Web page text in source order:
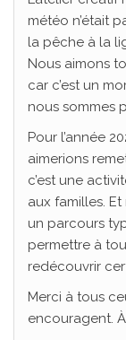
météo n’était
la pêche à la
Nous aimons
car c’est un
nous sommes
Pour l’année
aimerions
c’est une
aux familles.
un parcours
permettre à
redécouvrir
Merci à tous
encouragent.